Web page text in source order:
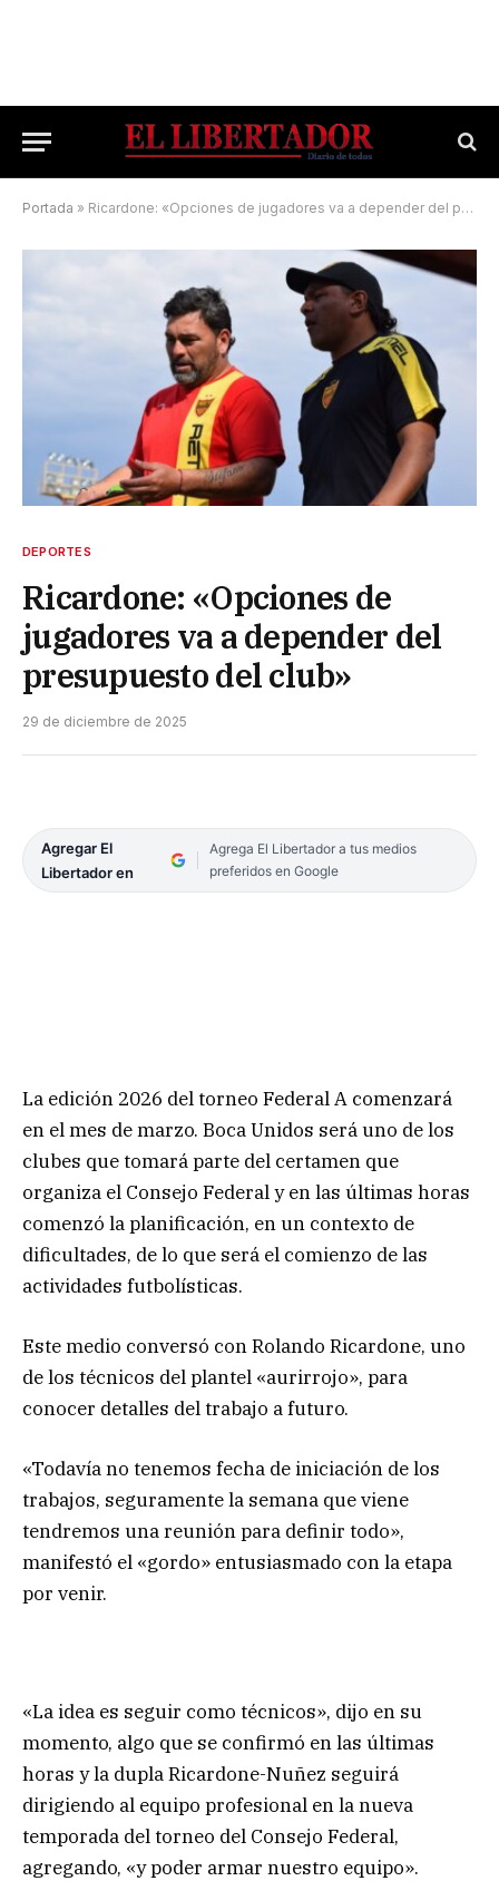
Portada » Ricardone: «Opciones de jugadores va a depender del presupuesto del club»
DEPORTES
Ricardone: «Opciones de
jugadores va a depender del
presupuesto del club»
29 de diciembre de 2025
Agregar El
Libertador en
Agrega El Libertador a tus medios
preferidos en Google
La edición 2026 del torneo Federal A comenzará
en el mes de marzo. Boca Unidos será uno de los
clubes que tomará parte del certamen que
organiza el Consejo Federal y en las últimas horas
comenzó la planificación, en un contexto de
dificultades, de lo que será el comienzo de las
actividades futbolísticas.
Este medio conversó con Rolando Ricardone, uno
de los técnicos del plantel «aurirrojo», para
conocer detalles del trabajo a futuro.
«Todavía no tenemos fecha de iniciación de los
trabajos, seguramente la semana que viene
tendremos una reunión para definir todo»,
manifestó el «gordo» entusiasmado con la etapa
por venir.
«La idea es seguir como técnicos», dijo en su
momento, algo que se confirmó en las últimas
horas y la dupla Ricardone-Nuñez seguirá
dirigiendo al equipo profesional en la nueva
temporada del torneo del Consejo Federal,
agregando, «y poder armar nuestro equipo».